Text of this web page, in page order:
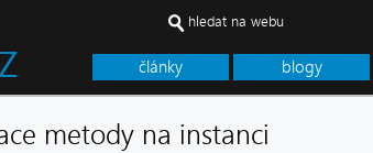
články blogy
hledat na webu
metody na instanci